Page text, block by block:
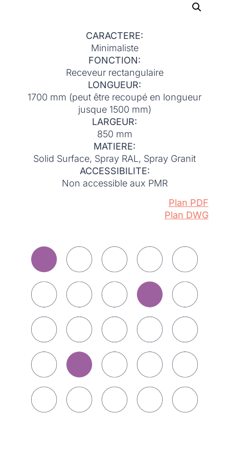
CARACTERE:
Minimaliste
FONCTION:
Receveur rectangulaire
LONGUEUR:
1700 mm (peut être recoupé en longueur
jusque 1500 mm)
LARGEUR:
850 mm
MATIERE:
Solid Surface, Spray RAL, Spray Granit
ACCESSIBILITE:
Non accessible aux PMR
Plan PDF
Plan DWG